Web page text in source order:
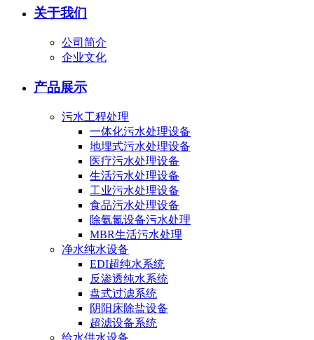
关于我们
公司简介
企业文化
产品展示
污水工程处理
一体化污水处理设备
地埋式污水处理设备
医疗污水处理设备
生活污水处理设备
工业污水处理设备
食品污水处理设备
除氨氮设备污水处理
MBR生活污水处理
净水纯水设备
EDI超纯水系统
反渗透纯水系统
盘式过滤系统
阴阳床除盐设备
超滤设备系统
给水供水设备